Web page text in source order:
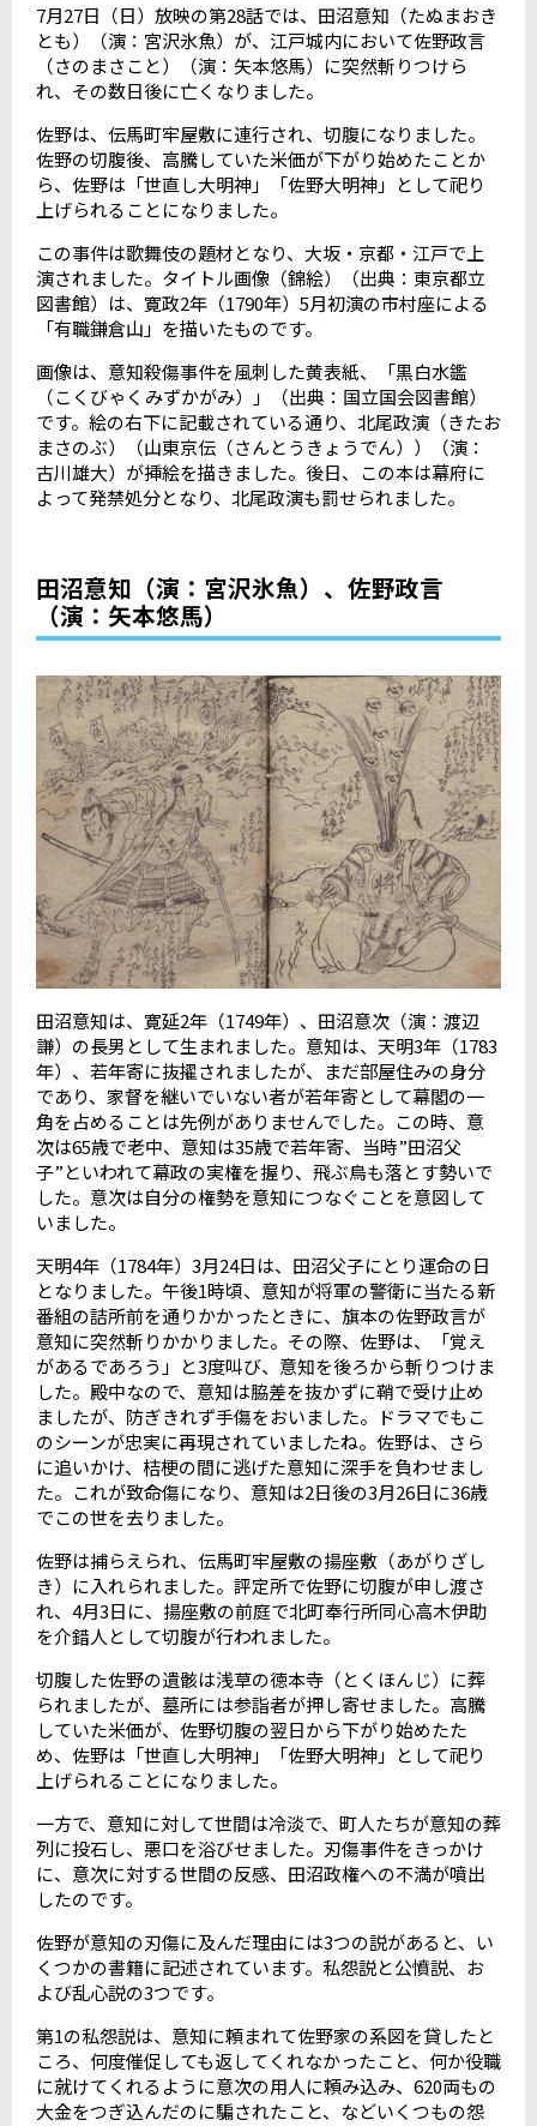
7月27日（日）放映の第28話では、田沼意知（たぬまおき
とも）（演：宮沢氷魚）が、江戸城内において佐野政言
（さのまさこと）（演：矢本悠馬）に突然斬りつけら
れ、その数日後に亡くなりました。
佐野は、伝馬町牢屋敷に連行され、切腹になりました。
佐野の切腹後、高騰していた米価が下がり始めたことか
ら、佐野は「世直し大明神」「佐野大明神」として祀り
上げられることになりました。
この事件は歌舞伎の題材となり、大坂・京都・江戸で上
演されました。タイトル画像（錦絵）（出典：東京都立
図書館）は、寛政2年（1790年） 5月初演の市村座による
「有職鎌倉山」を描いたものです。
画像は、意知殺傷事件を風刺した黄表紙、「黒白水鑑
（こくびゃくみずかがみ）」（出典：国立国会図書館）
です。絵の右下に記載されている通り、北尾政演（きたお
まさのぶ）（山東京伝（さんとうきょうでん））（演：
古川雄大）が挿絵を描きました。後日、この本は幕府に
よって発禁処分となり、北尾政演も罰せられました。
田沼意知（演：宮沢氷魚）、佐野政言
（演：矢本悠馬）
田沼意知は、寛延2年（1749年）、田沼意次（演：渡辺
謙）の長男として生まれました。意知は、天明3年（1783
年）、若年寄に抜擢されましたが、まだ部屋住みの身分
であり、家督を継いでいない者が若年寄として幕閣の一
角を占めることは先例がありませんでした。この時、意
次は65歳で老中、意知は35歳で若年寄、当時”田沼父
子”といわれて幕政の実権を握り、飛ぶ鳥も落とす勢いで
した。意次は自分の権勢を意知につなぐことを意図して
いました。
天明4年（1784年） 3月24日は、田沼父子にとり運命の日
となりました。午後1時頃、意知が将軍の警衛に当たる新
番組の詰所前を通りかかったときに、旗本の佐野政言が
意知に突然斬りかかりました。その際、佐野は、「覚え
があるであろう」と3度叫び、意知を後ろから斬りつけま
した。殿中なので、意知は脇差を抜かずに鞘で受け止め
ましたが、防ぎきれず手傷をおいました。ドラマでもこ
のシーンが忠実に再現されていましたね。佐野は、さら
に追いかけ、桔梗の間に逃げた意知に深手を負わせまし
た。これが致命傷になり、意知は2日後の3月26日に36歳
でこの世を去りました。
佐野は捕らえられ、伝馬町牢屋敷の揚座敷（あがりざし
き）に入れられました。評定所で佐野に切腹が申し渡さ
れ、 4月3日に、揚座敷の前庭で北町奉行所同心高木伊助
を介錯人として切腹が行われました。
切腹した佐野の遺骸は浅草の徳本寺（とくほんじ）に葬
られましたが、墓所には参詣者が押し寄せました。高騰
していた米価が、佐野切腹の翌日から下がり始めたた
め、佐野は「世直し大明神」「佐野大明神」として祀り
上げられることになりました。
一方で、意知に対して世間は冷淡で、町人たちが意知の葬
列に投石し、悪口を浴びせました。刃傷事件をきっかけ
に、意次に対する世間の反感、田沼政権への不満が噴出
したのです。
佐野が意知の刃傷に及んだ理由には3つの説があると、い
くつかの書籍に記述されています。私怨説と公憤説、お
よび乱心説の3つです。
第1の私怨説は、意知に頼まれて佐野家の系図を貸したと
ころ、何度催促しても返してくれなかったこと、何か役職
に就けてくれるように意次の用人に頼み込み、 620両もの
大金をつぎ込んだのに騙されたこと、などいくつもの怨